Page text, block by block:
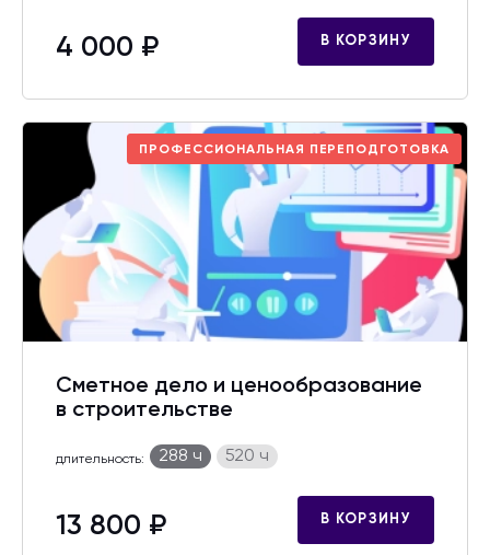
4 000 ₽ В КОРЗИНУ
ПРОФЕССИОНАЛЬНАЯ ПЕРЕПОДГОТОВКА
Сметное дело и ценообразование
в строительстве
длительность: 288 ч 520 ч
13 800 ₽ В КОРЗИНУ